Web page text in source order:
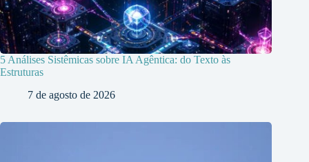
5 Análises Sistêmicas sobre IA Agêntica: do Texto às
Estruturas
7 de agosto de 2026